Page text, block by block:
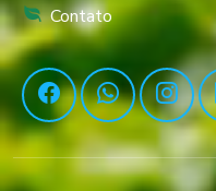
Contato